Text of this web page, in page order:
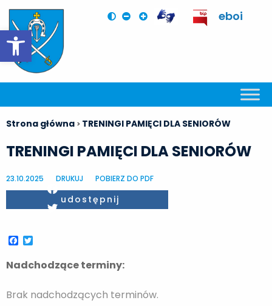
Otwórz pasek narzędzi
eboi
Strona główna > TRENINGI PAMIĘCI DLA SENIORÓW
TRENINGI PAMIĘCI DLA SENIORÓW
23.10.2025 DRUKUJ POBIERZ DO PDF
Twitter
udostępnij
Facebook
Nadchodzące terminy:
Brak nadchodzących terminów.